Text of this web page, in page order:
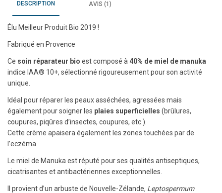
DESCRIPTION AVIS (1)
Élu Meilleur Produit Bio 2019 !
Fabriqué en Provence
Ce soin réparateur bio est composé à 40% de miel de manuka
indice IAA® 10+, sélectionné rigoureusement pour son activité
unique.
Idéal pour réparer les peaux asséchées, agressées mais
également pour soigner les plaies superficielles (brûlures,
coupures, piqûres d’insectes, coupures, etc.).
Cette crème apaisera également les zones touchées par de
l’eczéma.
Le miel de Manuka est réputé pour ses qualités antiseptiques,
cicatrisantes et antibactériennes exceptionnelles.
Il provient d’un arbuste de Nouvelle-Zélande, Leptospermum